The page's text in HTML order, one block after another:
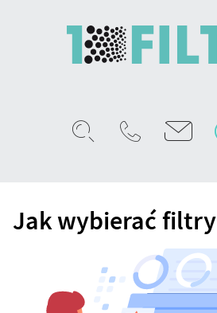
filtry
Jak wybierać filtry